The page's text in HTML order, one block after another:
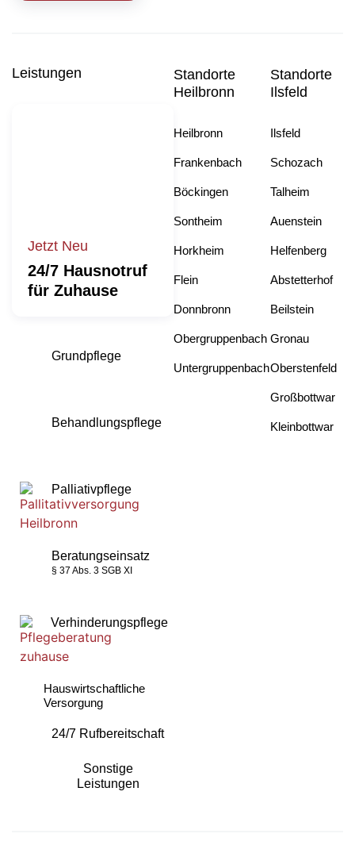
Leistungen
Jetzt Neu
24/7 Hausnotruf
für Zuhause
Grundpflege
Behandlungspflege
Palliativpflege
Beratungseinsatz
§ 37 Abs. 3 SGB XI
Verhinderungspflege
Hauswirtschaftliche
Versorgung
24/7 Rufbereitschaft
Sonstige
Leistungen
Standorte
Heilbronn
Heilbronn
Frankenbach
Böckingen
Sontheim
Horkheim
Flein
Donnbronn
Obergruppenbach
Untergruppenbach
Standorte
Ilsfeld
Ilsfeld
Schozach
Talheim
Auenstein
Helfenberg
Abstetterhof
Beilstein
Gronau
Oberstenfeld
Großbottwar
Kleinbottwar